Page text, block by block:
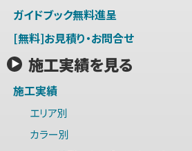
ガイドブック無料進呈
[無料]お見積り・お問合せ
施工実績を見る
施工実績
エリア別
カラー別